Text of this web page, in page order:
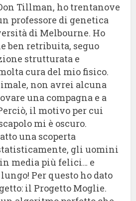
Tillman, ho trentanove
professore di genetica
di Melbourne. Ho
ben retribuita, seguo
strutturata e
cura del mio fisico.
non avrei alcuna
una compagna e a
il motivo per cui
mi è oscuro.
una scoperta
gli uomini
media più felici… e
Per questo ho dato
il Progetto Moglie.